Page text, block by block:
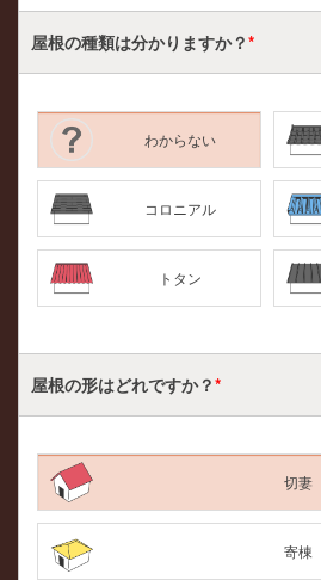
屋根の種類は分かりますか？*
わからない
コロニアル
トタン
屋根の形はどれですか？*
切妻
寄棟